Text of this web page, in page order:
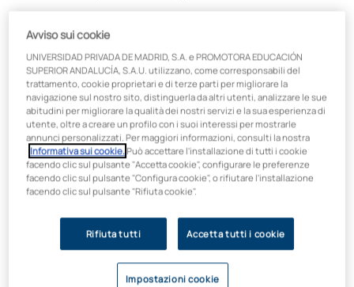
Piano di studi orientato alla
pratica professionale
Questo master offre una formazione pratica e completa in
materia di sicurezza informatica, con una visione globale che
spaziadall’hacking etico e dall’individuazione delle
vulnerabilitàalla difesa, al monitoraggio e alla risposta agli
incidenti di sicurezza.
procedere al tuo ritmo mentre sviluppi competenze in materia
dati, normative e conformità, nonché nella gestione dei
rischi e nella sicurezza della catena di approvvigionamento.
Avviso sui cookie
UNIVERSIDAD PRIVADA DE MADRID, S.A. e PROMOTORA EDUCACIÓN
SUPERIOR ANDALUCÍA, S.A.U. utilizzano, come corresponsabili del
trattamento, cookie proprietari e di terze parti per migliorare la
navigazione sul nostro sito, distinguerla da altri utenti, analizzare le sue
abitudini per migliorare la qualità dei nostri servizi e la sua esperienza di
utente, oltre a creare un profilo con i suoi interessi per mostrarle
annunci personalizzati. Per maggiori informazioni, consulti la nostra
Informativa sui cookie.Può accettare l'installazione di tutti i cookie
facendo clic sul pulsante "Accetta cookie", configurare le preferenze
facendo clic sul pulsante "Configura cookie", o rifiutare l'installazione
facendo clic sul pulsante "Rifiuta cookie".
Rifiuta tutti Accetta tutti i cookie
Impostazioni cookie